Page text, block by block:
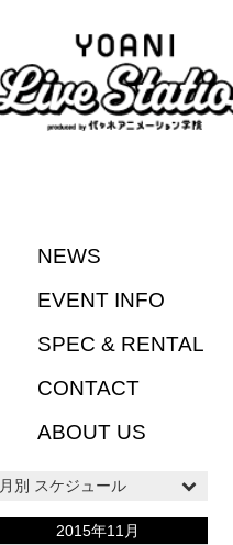
NEWS
EVENT INFO
SPEC & RENTAL
CONTACT
ABOUT US
月別 スケジュール
2015年11月